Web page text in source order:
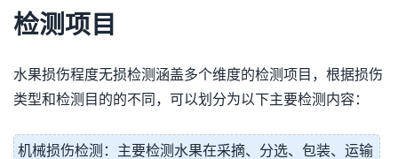
检测项目
水果损伤程度无损检测涵盖多个维度的检测项目，根据损伤
类型和检测目的的不同，可以划分为以下主要检测内容：
机械损伤检测：主要检测水果在采摘、分选、包装、运输